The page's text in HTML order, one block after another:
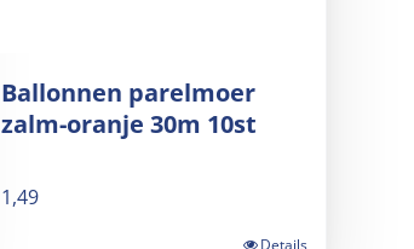
Ballonnen parelmoer
zalm-oranje 30m 10st
1,49
Details